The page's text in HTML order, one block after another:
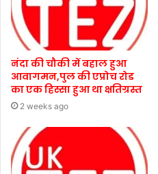
नंदा की चौकी में बहाल हुआ
आवागमन,पुल की एप्रोच रोड
का एक हिस्सा हुआ था क्षतिग्रस्त
2 weeks ago